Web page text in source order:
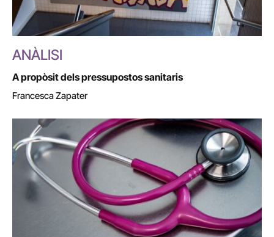
ANÀLISI
A propòsit dels pressupostos sanitaris
Francesca Zapater